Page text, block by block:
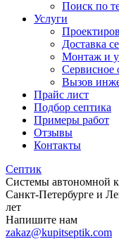
Поиск по
Услуги
Доставка
Монтаж и
Сервисное
Вызов
Прайс лист
Подбор септика
Примеры работ
Отзывы
Контакты
Септик
Системы автономной
Санкт-Петербурге и
лет
Напишите нам
zakaz@kupitseptik.com